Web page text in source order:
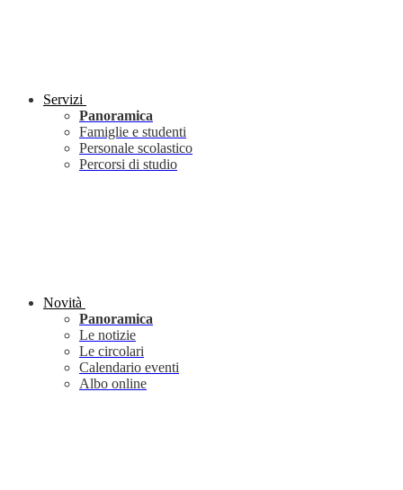
Servizi
Panoramica
Famiglie e studenti
Personale scolastico
Percorsi di studio
Novità
Panoramica
Le notizie
Le circolari
Calendario eventi
Albo online